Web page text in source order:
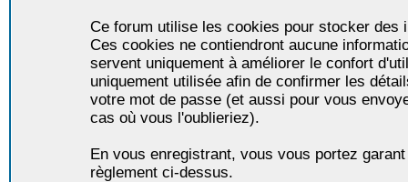
Ce forum utilise les cookies pour stocker des
Ces cookies ne contiendront aucune
servent uniquement à améliorer le confort
uniquement utilisée afin de confirmer les
votre mot de passe (et aussi pour vous
cas où vous l'oublieriez).
En vous enregistrant, vous vous portez
règlement ci-dessus.